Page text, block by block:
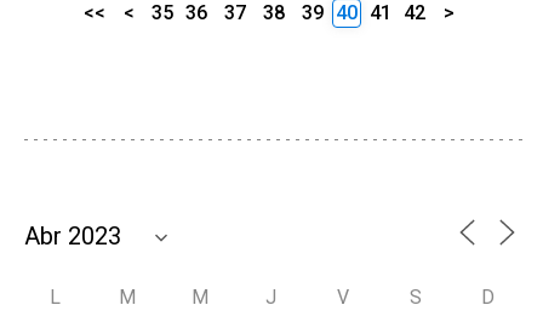
<< < 35 36 37 38 39 40 41 42 >
L M M J V S D